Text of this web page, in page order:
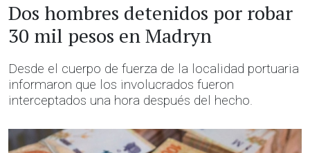
Dos hombres detenidos por robar
30 mil pesos en Madryn
Desde el cuerpo de fuerza de la localidad portuaria
informaron que los involucrados fueron
interceptados una hora después del hecho.